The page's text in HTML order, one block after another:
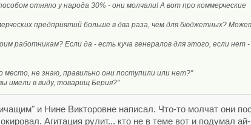
отняло у народа 30% - они молчали! А вот про коммерческие
предприятий больше в два раза, чем для бюджетных?
работникам? Если да - есть куча генералов для этого, если нет -
место, не знаю, правильно они поступили или нет?"
имели в виду, товарищ Берия?"
и Нине Викторовне написал. Что-то молчат они
Агитация рулит... кто не в теме вот и подумал